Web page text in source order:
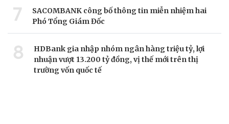
7
SACOMBANK công bố thông tin miễn nhiệm hai
Phó Tổng Giám Đốc
8
HDBank gia nhập nhóm ngân hàng triệu tỷ, lợi
nhuận vượt 13.200 tỷ đồng, vị thế mới trên thị
trường vốn quốc tế